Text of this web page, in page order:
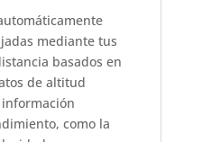
mediante tus
basados en
de altitud
como la